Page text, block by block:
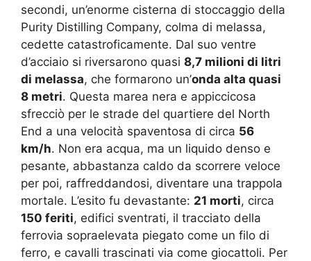
secondi, un’enorme cisterna di stoccaggio della
Purity Distilling Company, colma di melassa,
cedette catastroficamente. Dal suo ventre
d’acciaio si riversarono quasi 8,7 milioni di litri
di melassa, che formarono un’onda alta quasi
8 metri. Questa marea nera e appiccicosa
sfrecciò per le strade del quartiere del North
End a una velocità spaventosa di circa 56
km/h. Non era acqua, ma un liquido denso e
pesante, abbastanza caldo da scorrere veloce
per poi, raffreddandosi, diventare una trappola
mortale. L’esito fu devastante: 21 morti, circa
150 feriti, edifici sventrati, il tracciato della
ferrovia sopraelevata piegato come un filo di
ferro, e cavalli trascinati via come giocattoli. Per